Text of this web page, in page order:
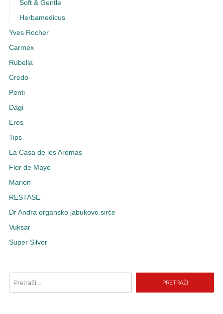
Soft & Gentle
Herbamedicus
Yves Rocher
Carmex
Rubella
Credo
Penti
Dagi
Eros
Tips
La Casa de los Aromas
Flor de Mayo
Marion
RESTASE
Dr Andra organsko jabukovo sirće
Vuksar
Super Silver